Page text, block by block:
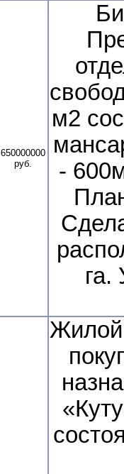
650000000
руб.
м2
-